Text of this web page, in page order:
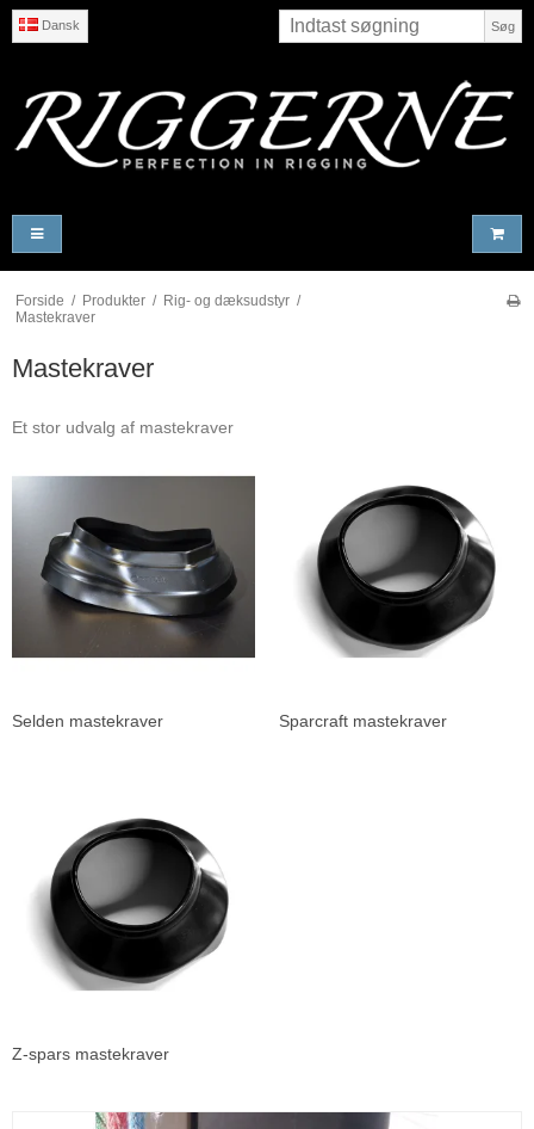
Dansk Søg
Forside / Produkter / Rig- og dæksudstyr /
Mastekraver
Mastekraver
Et stor udvalg af mastekraver
Selden mastekraver Sparcraft mastekraver
Z-spars mastekraver